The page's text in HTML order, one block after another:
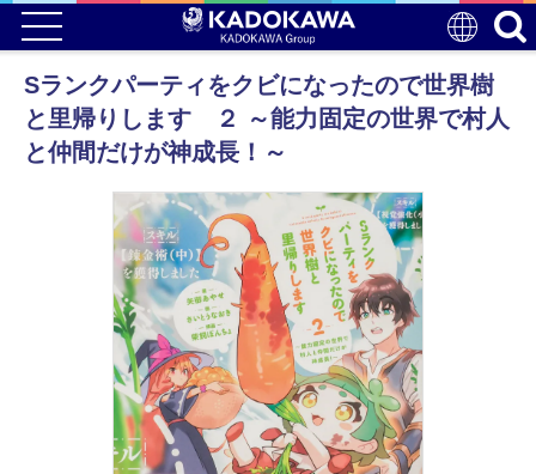
Sランクパーティをクビになったので世界樹
と里帰りします ２ ～能力固定の世界で村人
と仲間だけが神成長！～